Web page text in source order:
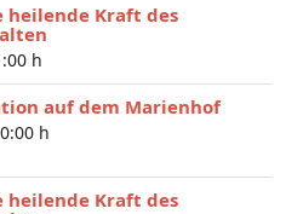
heilende Kraft des
h
auf dem Marienhof
h
heilende Kraft des